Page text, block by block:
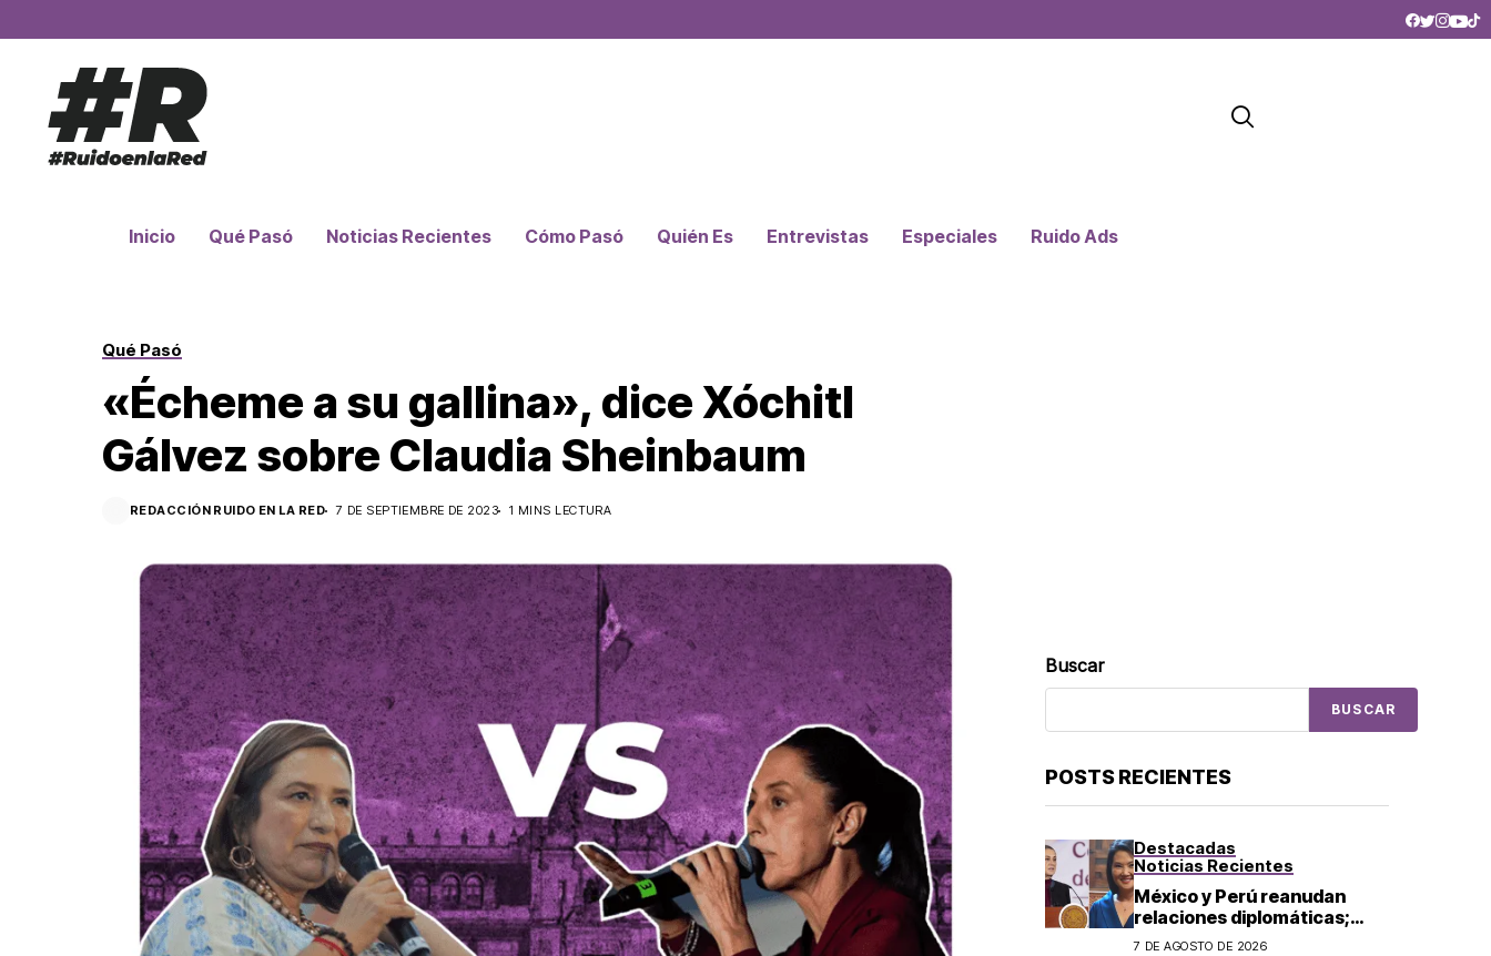
Inicio Qué Pasó Noticias Recientes Cómo Pasó Quién Es Entrevistas Especiales Ruido Ads
Qué Pasó
«Écheme a su gallina», dice Xóchitl
Gálvez sobre Claudia Sheinbaum
REDACCIÓN RUIDO EN LA RED 7 DE SEPTIEMBRE DE 2023 1 MINS LECTURA
Buscar
BUSCAR
POSTS RECIENTES
Destacadas
Noticias Recientes
México y Perú reanudan
relaciones diplomáticas;
Sheinbaum confirma llegada
7 DE AGOSTO DE 2026